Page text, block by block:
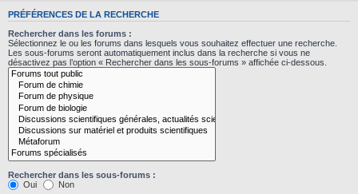
PRÉFÉRENCES DE LA RECHERCHE
Rechercher dans les forums :
Sélectionnez le ou les forums dans lesquels vous souhaitez effectuer une recherche.
Les sous-forums seront automatiquement inclus dans la recherche si vous ne
désactivez pas l’option « Rechercher dans les sous-forums » affichée ci-dessous.
Rechercher dans les sous-forums :
Oui
Non